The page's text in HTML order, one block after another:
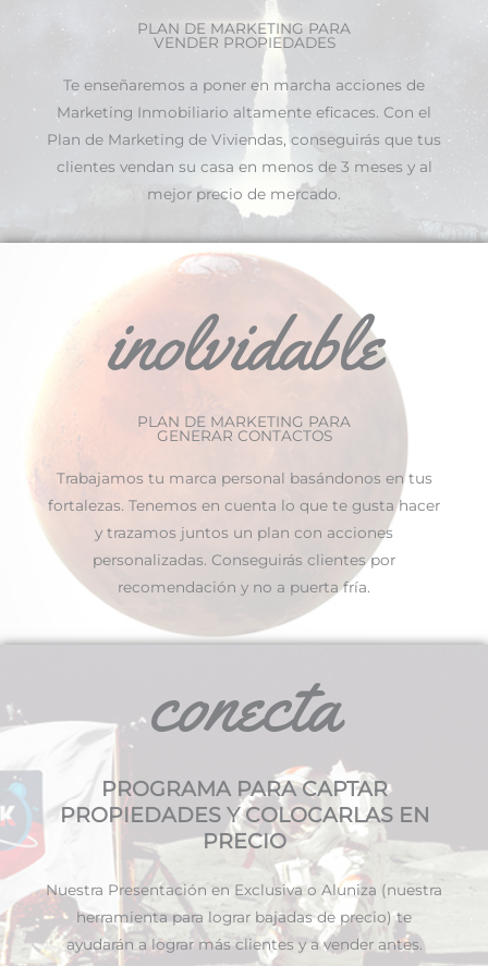
PLAN DE MARKETING PARA
VENDER PROPIEDADES
Te enseñaremos a poner en marcha acciones de
Marketing Inmobiliario altamente eficaces. Con el
Plan de Marketing de Viviendas, conseguirás que tus
clientes vendan su casa en menos de 3 meses y al
mejor precio de mercado.
inolvidable
PLAN DE MARKETING PARA
GENERAR CONTACTOS
Trabajamos tu marca personal basándonos en tus
fortalezas. Tenemos en cuenta lo que te gusta hacer
y trazamos juntos un plan con acciones
personalizadas. Conseguirás clientes por
recomendación y no a puerta fría.
conecta
PROGRAMA PARA CAPTAR
PROPIEDADES Y COLOCARLAS EN
PRECIO
Nuestra Presentación en Exclusiva o Aluniza (nuestra
herramienta para lograr bajadas de precio) te
ayudarán a lograr más clientes y a vender antes.